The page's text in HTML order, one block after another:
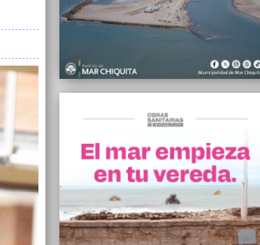
18/02/2013 09:03
La APYME apoya el traslado de la
18/02/2013 03:30
Peñarol ganó en Formosa
18/02/2013 01:33
Marista
17/02/2013 23:01
“El problema más importante de la ciudad es
la realidad económica a nivel general”
17/02/2013 22:40
El presidente Correa obtiene su reelección con
un contundente triunfo